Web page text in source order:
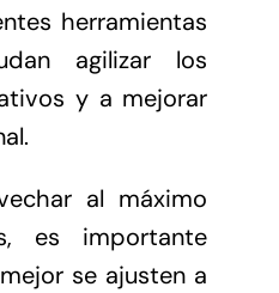
herramientas
agilizar los
y a mejorar
al máximo
es importante
se ajusten a